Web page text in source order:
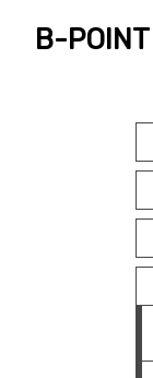
B-POINT